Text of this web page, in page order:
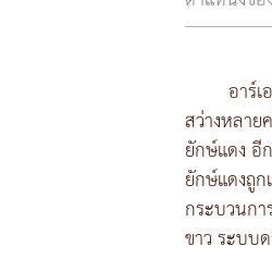
อาร์
สว่างหลาย
ยักษ์แดง อี
ยักษ์แดงถูก
กระบวนก
ขาว ระบบ